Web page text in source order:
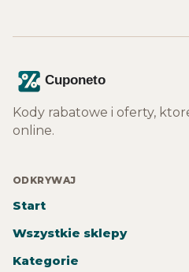
Kody rabatowe i oferty,
online.
ODKRYWAJ
Start
Wszystkie sklepy
Kategorie